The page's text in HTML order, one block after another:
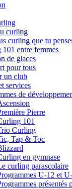
curling
curling que tu
entre femmes
de glaces
pour tous
un club
services
de
Pierre
101
Curling
Tap & Toc
en gymnase
curling parascolaire
U-12 et
présentés